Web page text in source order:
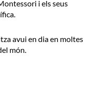
i els seus
avui en dia en moltes
món.